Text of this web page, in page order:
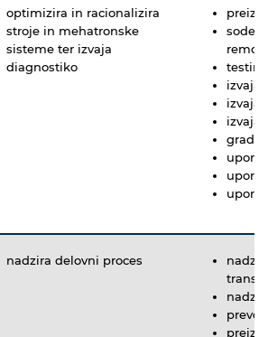
optimizira in racionalizira
stroje in mehatronske
sisteme ter izvaja
diagnostiko
testira
izvaja
izvaja
izvaja
gradi
nadzira delovni proces